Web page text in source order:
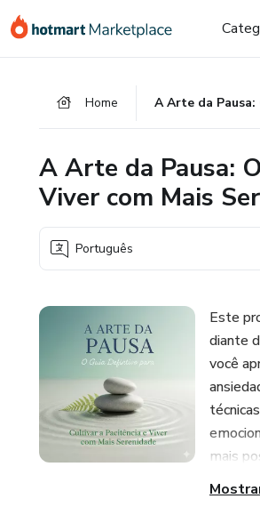
para
para
para
Home
A Arte da Pausa:
Viver com Mais
Português
Este
diante
você
mais